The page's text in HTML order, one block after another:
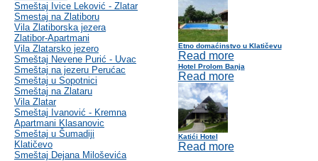
Smeštaj Ivice Leković - Zlatar
Smestaj na Zlatiboru
Vila Zlatiborska jezera
Zlatibor-Apartmani
Vila Zlatarsko jezero
Smeštaj Nevene Purić - Uvac
Smeštaj na jezeru Perućac
Smeštaj u Sopotnici
Smeštaj na Zlataru
Vila Zlatar
Smeštaj Ivanović - Kremna
Apartmani Klasanovic
Smeštaj u Šumadiji
Klatičevo
Smeštaj Dejana Miloševića
Etno domaćinstvo u Klatičevu
Read more
Hotel Prolom Banja
Read more
Katići Hotel
Read more